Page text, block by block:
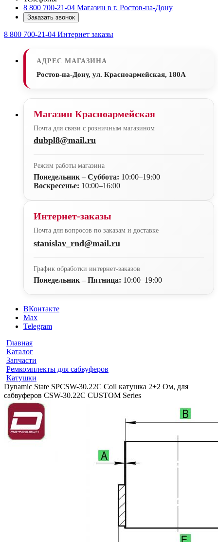
8 800 700-21-04 Магазин в г. Ростов-на-Дону
Заказать звонок
8 800 700-21-04 Интернет заказы
АДРЕС МАГАЗИНА
Ростов-на-Дону, ул. Красноармейская, 180А
Магазин Красноармейская
Почта для связи с розничным магазином
dubpl8@mail.ru
Режим работы магазина
Понедельник – Суббота: 10:00–19:00
Воскресенье: 10:00–16:00
Интернет-заказы
Почта для вопросов по заказам и доставке
stanislav_rnd@mail.ru
График обработки интернет-заказов
Понедельник – Пятница: 10:00–19:00
ВКонтакте
Max
Telegram
Главная
Каталог
Запчасти
Ремкомплекты для сабвуферов
Катушки
Dynamic State SPCSW-30.22С Coil катушка 2+2 Ом, для
сабвуферов CSW-30.22С CUSTOM Series